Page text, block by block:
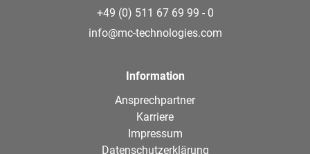
+49 (0) 511 67 69 99 - 0
info@mc-technologies.com
Information
Ansprechpartner
Karriere
Impressum
Datenschutzerklärung